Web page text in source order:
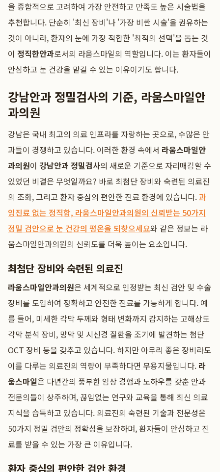
을 종합적으로 고려하여 가장 안전하고 만족도 높은 시술법을
추천합니다. 단순히 '최신 장비'나 '가장 비싼 시술'을 권유하는
것이 아니라, 환자의 눈에 가장 적합한 '최적의 선택'을 돕는 것
이 정직한안과로서의 라움스마일의 역할입니다. 이는 환자들이
안심하고 눈 건강을 맡길 수 있는 이유이기도 합니다.
강남안과 정밀검사의 기준, 라움스마일안
과의원
강남은 국내 최고의 의료 인프라를 자랑하는 곳으로, 수많은 안
과들이 경쟁하고 있습니다. 이러한 환경 속에서 라움스마일안
과의원이 강남안과 정밀검사의 새로운 기준으로 자리매김할 수
있었던 비결은 무엇일까요? 바로 최첨단 장비와 숙련된 의료진
의 조화, 그리고 환자 중심의 편안한 진료 환경에 있습니다.과
잉진료 없는 정직함, 라움스마일안과의원의 신뢰받는 50가지
정밀 검안으로 눈 건강의 평온을 되찾으세요와 같은 정보는 라
움스마일안과의원의 신뢰도를 더욱 높이는 요소입니다.
최첨단 장비와 숙련된 의료진
라움스마일안과의원은 세계적으로 인정받는 최신 검안 및 수술
장비를 도입하여 정확하고 안전한 진료를 가능하게 합니다. 예
를 들어, 미세한 각막 두께와 형태 변화까지 감지하는 고해상도
각막 분석 장비, 망막 및 시신경 질환을 조기에 발견하는 첨단
OCT 장비 등을 갖추고 있습니다. 하지만 아무리 좋은 장비라도
이를 다루는 의료진의 역량이 부족하다면 무용지물입니다. 라
움스마일은 다년간의 풍부한 임상 경험과 노하우를 갖춘 안과
전문의들이 상주하며, 끊임없는 연구와 교육을 통해 최신 의료
지식을 습득하고 있습니다. 의료진의 숙련된 기술과 전문성은
50가지 정밀 검안의 정확성을 보장하며, 환자들이 안심하고 진
료를 받을 수 있는 가장 큰 이유입니다.
환자 중심의 편안한 검안 환경